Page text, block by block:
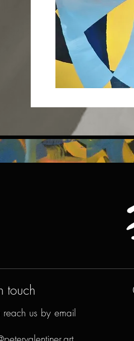
touch
reach us by email